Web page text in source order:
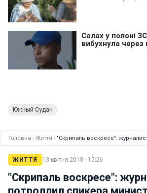
Южный Судан
Головна › Життя › "Скрипаль воскресе":
ЖИТТЯ 13 квітня 2018 · 15:26
"Скрипаль воскресе":